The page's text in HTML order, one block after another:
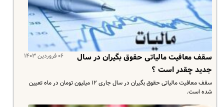
۰۶ فروردین ۱۴۰۳
سقف معافیت مالیاتی حقوق بگیران در سال
جدید چقدر است ؟
سقف معافیت مالیاتی حقوق بگیران در سال جاری ۱۲ میلیون تومان در ماه تعیین
شده است.